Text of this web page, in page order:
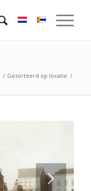
/ Gesorteerd op locatie /